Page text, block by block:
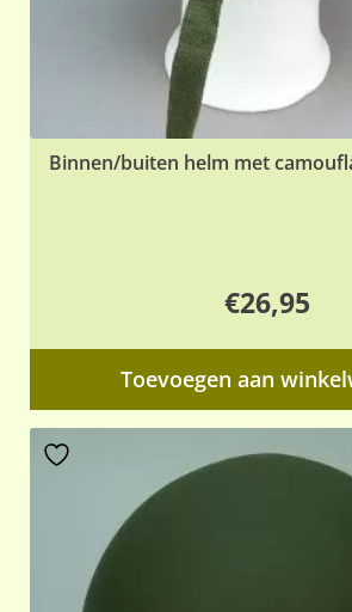
Binnen/buiten helm met
€26,95
Toevoegen aan